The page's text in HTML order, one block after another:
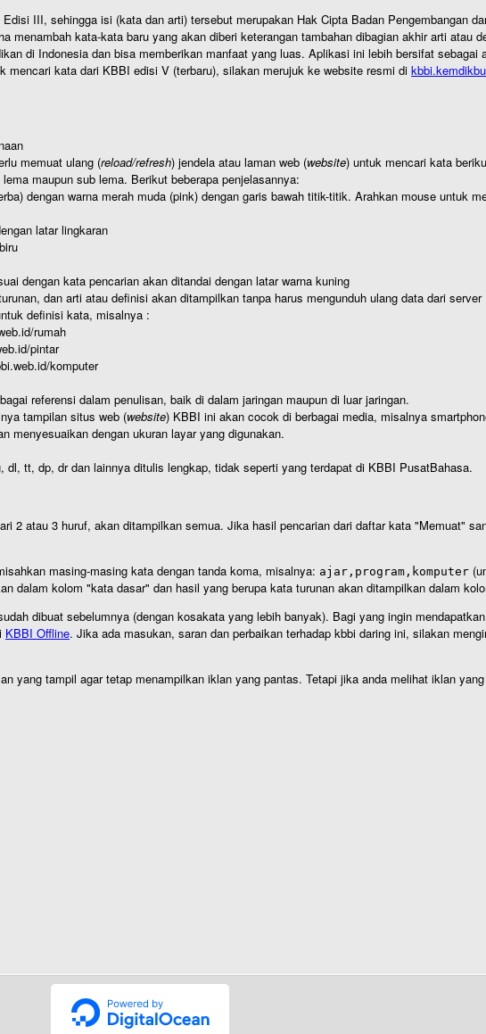
III, sehingga isi (kata dan arti) tersebut merupakan Hak Cipta Badan Pengembangan
menambah kata-kata baru yang akan diberi keterangan tambahan dibagian akhir arti atau
di Indonesia dan bisa memberikan manfaat yang luas. Aplikasi ini lebih bersifat sebagai
mencari kata dari KBBI edisi V (terbaru), silakan merujuk ke website resmi di
memuat ulang (reload/refresh) jendela atau laman web (website) untuk mencari kata
maupun sub lema. Berikut beberapa penjelasannya:
dengan warna merah muda (pink) dengan garis bawah titik-titik. Arahkan mouse untuk
latar lingkaran
dengan kata pencarian akan ditandai dengan latar warna kuning
dan arti atau definisi akan ditampilkan tanpa harus mengunduh ulang data dari server
definisi kata, misalnya :
rumah
pintar
komputer
referensi dalam penulisan, baik di dalam jaringan maupun di luar jaringan.
tampilan situs web (website) KBBI ini akan cocok di berbagai media, misalnya
menyesuaikan dengan ukuran layar yang digunakan.
tt, dp, dr dan lainnya ditulis lengkap, tidak seperti yang terdapat di KBBI PusatBahasa.
2 atau 3 huruf, akan ditampilkan semua. Jika hasil pencarian dari daftar kata "Memuat"
masing-masing kata dengan tanda koma, misalnya: ajar,program,komputer
dalam kolom "kata dasar" dan hasil yang berupa kata turunan akan ditampilkan dalam
dibuat sebelumnya (dengan kosakata yang lebih banyak). Bagi yang ingin
KBBI Offline. Jika ada masukan, saran dan perbaikan terhadap kbbi daring ini, silakan
yang tampil agar tetap menampilkan iklan yang pantas. Tetapi jika anda melihat iklan